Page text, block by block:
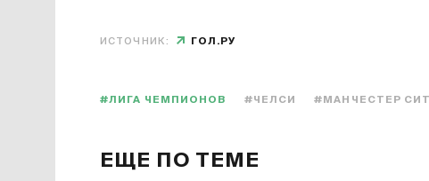
ИСТОЧНИК: ГОЛ.РУ
#ЛИГА ЧЕМПИОНОВ #ЧЕЛСИ #МАНЧЕСТЕР
ЕЩЕ ПО ТЕМЕ